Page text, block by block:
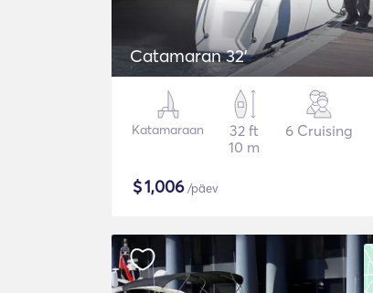
Catamaran 32'
Katamaraan
32 ft
10 m
6 Cruising
$1,006/päev